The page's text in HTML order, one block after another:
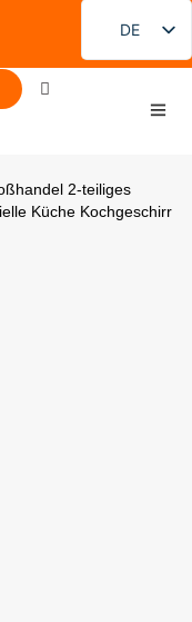
DE
EN
RU
2-teiliges
Küche Kochgeschirr